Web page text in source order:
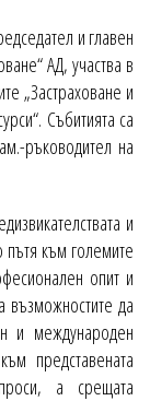
и главен
АД, участва в
„Застраховане и
Събитията са
ръководител на
и
пътя към големите
опит и
възможностите да
и международен
представената
а срещата